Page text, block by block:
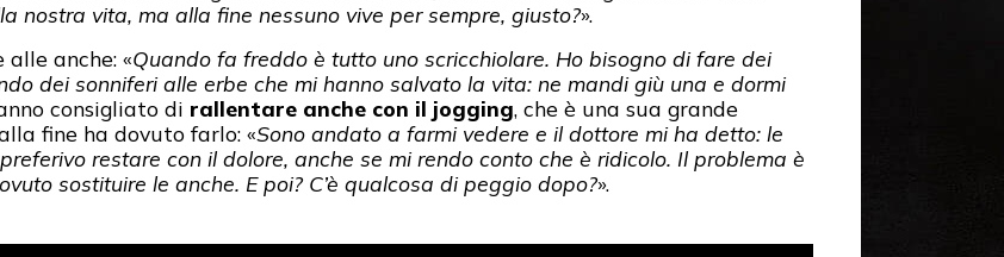
nostra vita, ma alla fine nessuno vive per sempre, giusto?».
anche: «Quando fa freddo è tutto uno scricchiolare. Ho bisogno di fare dei
dei sonniferi alle erbe che mi hanno salvato la vita: ne mandi giù una e dormi
consigliato di rallentare anche con il jogging, che è una sua grande
fine ha dovuto farlo: «Sono andato a farmi vedere e il dottore mi ha detto: le
restare con il dolore, anche se mi rendo conto che è ridicolo. Il problema è
sostituire le anche. E poi? C’è qualcosa di peggio dopo?».